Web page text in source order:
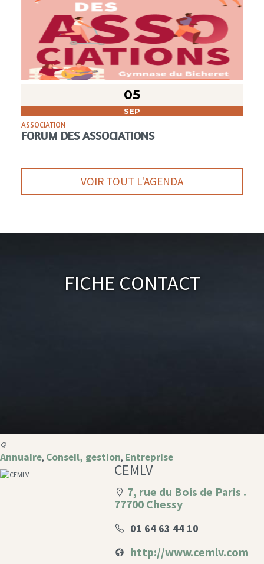
05
SEP
ASSOCIATION
FORUM DES ASSOCIATIONS
VOIR TOUT L'AGENDA
Fiche Contact
Annuaire, Conseil, gestion, Entreprise
CEMLV
7, rue du Bois de Paris .
77700 Chessy
01 64 63 44 10
http://www.cemlv.com